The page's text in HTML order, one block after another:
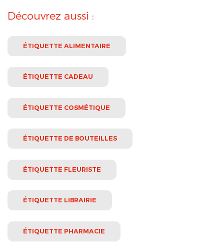
Découvrez aussi :
ÉTIQUETTE ALIMENTAIRE
ÉTIQUETTE CADEAU
ÉTIQUETTE COSMÉTIQUE
ÉTIQUETTE DE BOUTEILLES
ÉTIQUETTE FLEURISTE
ÉTIQUETTE LIBRAIRIE
ÉTIQUETTE PHARMACIE